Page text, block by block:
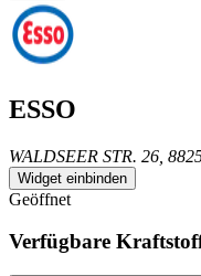
ESSO
WALDSEER STR. 26,
Widget einbinden
Geöffnet
Verfügbare